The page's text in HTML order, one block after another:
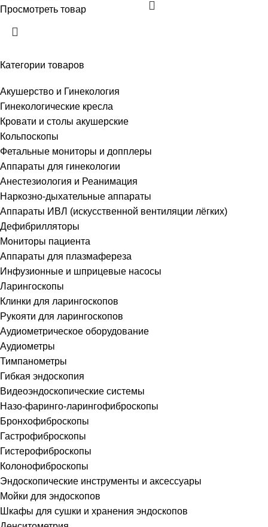
Категории товаров
Акушерство и Гинекология
Гинекологические кресла
Кровати и столы акушерские
Кольпоскопы
Фетальные мониторы и допплеры
Аппараты для гинекологии
Анестезиология и Реанимация
Наркозно-дыхательные аппараты
Аппараты ИВЛ (искусственной вентиляции лёгких)
Дефибрилляторы
Мониторы пациента
Аппараты для плазмафереза
Инфузионные и шприцевые насосы
Ларингоскопы
Клинки для ларингоскопов
Рукояти для ларингоскопов
Аудиометрическое оборудование
Аудиометры
Тимпанометры
Гибкая эндоскопия
Видеоэндоскопические системы
Назо-фаринго-ларингофиброскопы
Бронхофиброскопы
Гастрофиброскопы
Гистерофиброскопы
Колонофиброскопы
Эндоскопические инструменты и аксессуары
Мойки для эндоскопов
Шкафы для сушки и хранения эндоскопов
Просмотреть товар